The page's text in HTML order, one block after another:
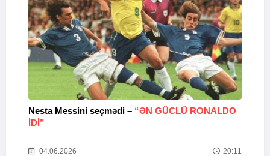
Nesta Messini seçmədi – “ƏN GÜCLÜ RONALDO
IDI”
04.06.2026 20:11